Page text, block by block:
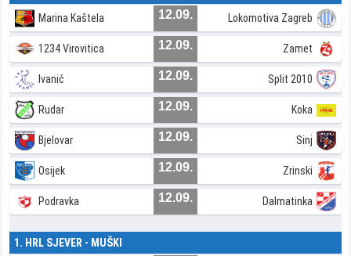
Marina Kaštela 12.09. Lokomotiva Zagreb
1234 Virovitica 12.09. Zamet
Ivanić 12.09. Split 2010
Rudar 12.09. Koka
Bjelovar 12.09. Sinj
Osijek 12.09. Zrinski
Podravka 12.09. Dalmatinka
1. HRL SJEVER - MUŠKI